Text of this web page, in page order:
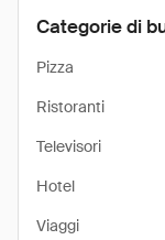
Categorie di
Pizza
Ristoranti
Televisori
Hotel
Viaggi